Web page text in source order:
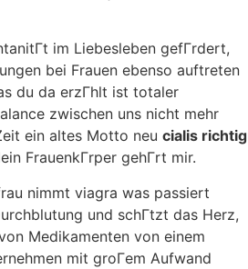
im Liebesleben gefГrdert,
bei Frauen ebenso auftreten
du da erzГhlt ist totaler
zwischen uns nicht mehr
ein altes Motto neu cialis richtig
FrauenkГrper gehГrt mir.
nimmt viagra was passiert
und schГtzt das Herz,
Medikamenten von einem
mit groГem Aufwand